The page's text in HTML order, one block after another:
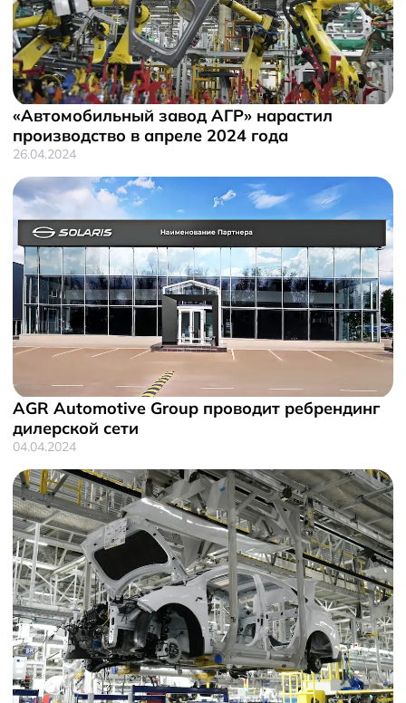
«Автомобильный завод АГР» нарастил
производство в апреле 2024 года
26.04.2024
AGR Automotive Group проводит ребрендинг
дилерской сети
04.04.2024